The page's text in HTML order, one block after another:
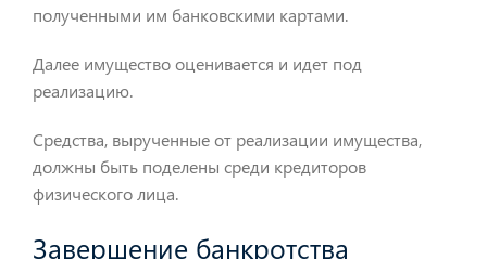
полученными им банковскими картами.
Далее имущество оценивается и идет под
реализацию.
Средства, вырученные от реализации имущества,
должны быть поделены среди кредиторов
физического лица.
Завершение банкротства